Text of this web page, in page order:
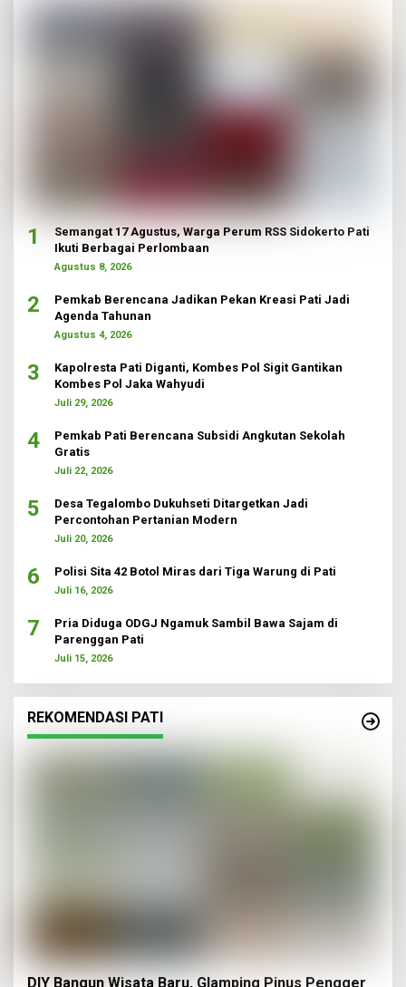
1
Semangat 17 Agustus, Warga Perum RSS Sidokerto Pati
Ikuti Berbagai Perlombaan
Agustus 8, 2026
2
Pemkab Berencana Jadikan Pekan Kreasi Pati Jadi
Agenda Tahunan
Agustus 4, 2026
3
Kapolresta Pati Diganti, Kombes Pol Sigit Gantikan
Kombes Pol Jaka Wahyudi
Juli 29, 2026
4
Pemkab Pati Berencana Subsidi Angkutan Sekolah
Gratis
Juli 22, 2026
5
Desa Tegalombo Dukuhseti Ditargetkan Jadi
Percontohan Pertanian Modern
Juli 20, 2026
6 Polisi Sita 42 Botol Miras dari Tiga Warung di Pati
Juli 16, 2026
7
Pria Diduga ODGJ Ngamuk Sambil Bawa Sajam di
Parenggan Pati
Juli 15, 2026
REKOMENDASI PATI
DIY Bangun Wisata Baru, Glamping Pinus Pengger